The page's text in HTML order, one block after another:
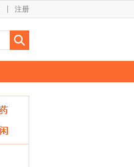
注册